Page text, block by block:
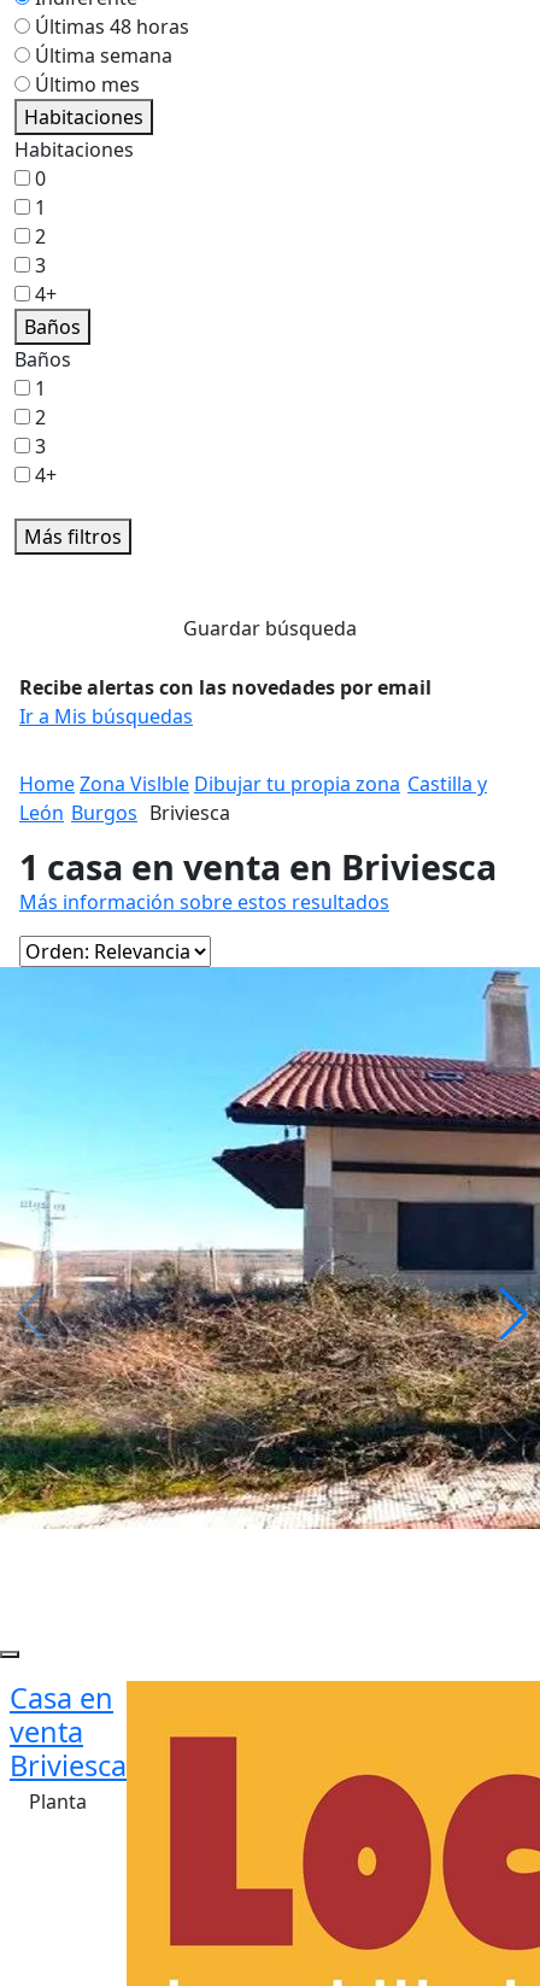
Últimas 48 horas
Última semana
Último mes
Habitaciones
Habitaciones
0
1
2
3
4+
Baños
Baños
1
2
3
4+
Más filtros
Guardar búsqueda
Recibe alertas con las novedades por email
Ir a Mis búsquedas
HomeZona Vislble Dibujar tu propia zona Castilla y
León Burgos Briviesca
1 casa en venta en Briviesca
Más información sobre estos resultados
Casa en
venta
Briviesca
Planta